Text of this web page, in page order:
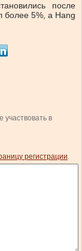
после
более 5%, а Hang
участвовать в
регистрации.